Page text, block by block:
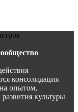
консолидация
опытом,
культуры